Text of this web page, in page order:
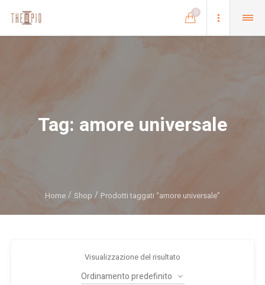
0
Tag: amore universale
Home Shop Prodotti taggati “amore universale”
Visualizzazione del risultato